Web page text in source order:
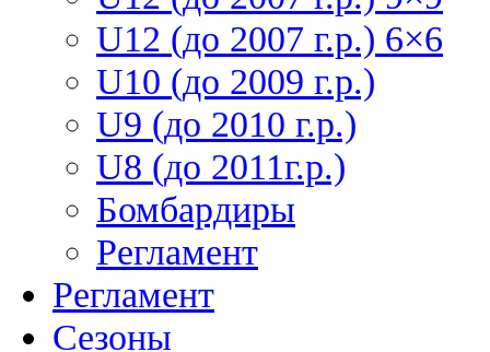
U12 (до 2007 г.р.) 6×6
U10 (до 2009 г.р.)
U9 (до 2010 г.р.)
U8 (до 2011г.р.)
Бомбардиры
Регламент
Регламент
Сезоны